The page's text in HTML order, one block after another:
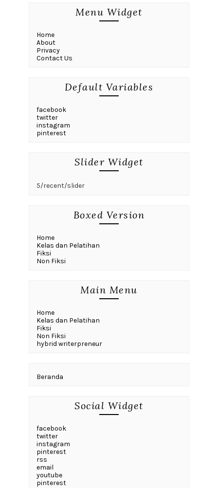
Menu Widget
Home
About
Privacy
Contact Us
Default Variables
facebook
twitter
instagram
pinterest
Slider Widget
5/recent/slider
Boxed Version
Home
Kelas dan Pelatihan
Fiksi
Non Fiksi
Main Menu
Home
Kelas dan Pelatihan
Fiksi
Non Fiksi
hybrid writerpreneur
Beranda
Social Widget
facebook
twitter
instagram
pinterest
rss
email
youtube
pinterest